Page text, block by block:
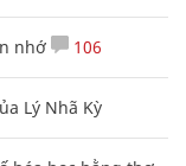
nhớ 106
Lý Nhã Kỳ